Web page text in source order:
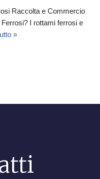
Raccolta e Commercio
I rottami ferrosi e
»